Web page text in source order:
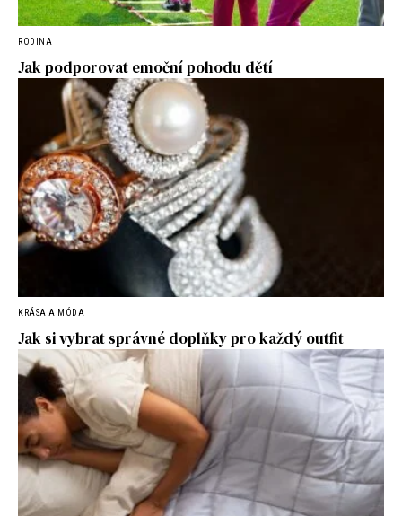
RODINA
Jak podporovat emoční pohodu dětí
KRÁSA A MÓDA
Jak si vybrat správné doplňky pro každý outfit